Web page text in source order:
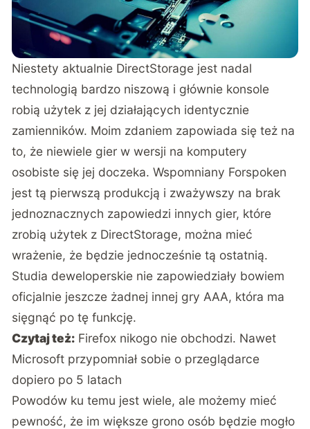
Niestety aktualnie DirectStorage jest nadal
technologią bardzo niszową i głównie konsole
robią użytek z jej działających identycznie
zamienników. Moim zdaniem zapowiada się też na
to, że niewiele gier w wersji na komputery
osobiste się jej doczeka. Wspomniany Forspoken
jest tą pierwszą produkcją i zważywszy na brak
jednoznacznych zapowiedzi innych gier, które
zrobią użytek z DirectStorage, można mieć
wrażenie, że będzie jednocześnie tą ostatnią.
Studia deweloperskie nie zapowiedziały bowiem
oficjalnie jeszcze żadnej innej gry AAA, która ma
sięgnąć po tę funkcję.
Czytaj też: Firefox nikogo nie obchodzi. Nawet
Microsoft przypomniał sobie o przeglądarce
dopiero po 5 latach
Powodów ku temu jest wiele, ale możemy mieć
pewność, że im większe grono osób będzie mogło